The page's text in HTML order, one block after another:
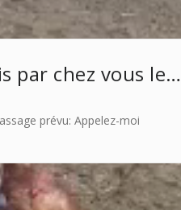
par chez vous le…
prévu: Appelez-moi